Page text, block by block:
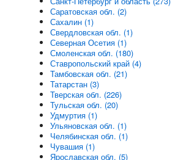
Саратовская обл. (2)
Сахалин (1)
Свердловская обл. (1)
Северная Осетия (1)
Смоленская обл. (180)
Ставропольский край (4)
Тамбовская обл. (21)
Татарстан (3)
Тверская обл. (226)
Тульская обл. (20)
Удмуртия (1)
Ульяновская обл. (1)
Челябинская обл. (1)
Чувашия (1)
Ярославская обл. (5)